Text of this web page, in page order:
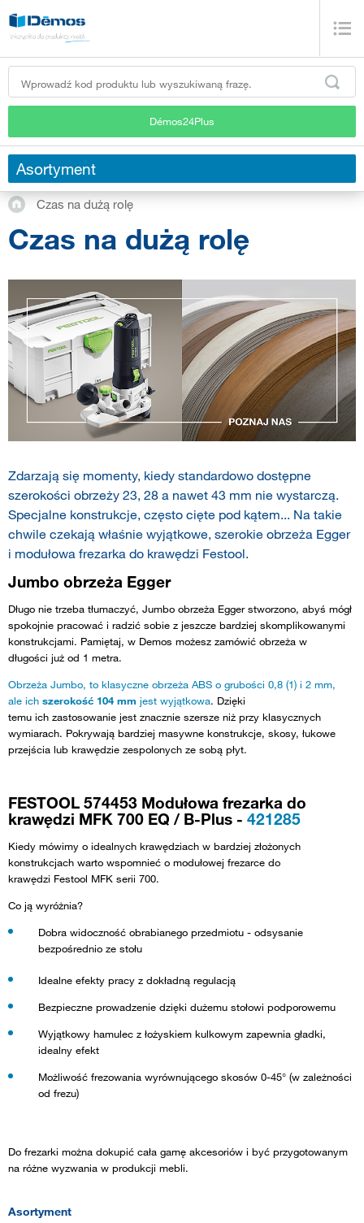
Démos24Plus
Asortyment
Czas na dużą rolę
Czas na dużą rolę
Zdarzają się momenty, kiedy standardowo dostępne
szerokości obrzeży 23, 28 a nawet 43 mm nie wystarczą.
Specjalne konstrukcje, często cięte pod kątem... Na takie
chwile czekają właśnie wyjątkowe, szerokie obrzeża Egger
i modułowa frezarka do krawędzi Festool.
Jumbo obrzeża Egger
Długo nie trzeba tłumaczyć, Jumbo obrzeża Egger stworzono, abyś mógł
spokojnie pracować i radzić sobie z jeszcze bardziej skomplikowanymi
konstrukcjami. Pamiętaj, w Demos możesz zamówić obrzeża w
długości już od 1 metra.
Obrzeża Jumbo, to klasyczne obrzeża ABS o grubości 0,8 (1) i 2 mm,
ale ich szerokość 104 mm jest wyjątkowa. Dzięki
temu ich zastosowanie jest znacznie szersze niż przy klasycznych
wymiarach. Pokrywają bardziej masywne konstrukcje, skosy, łukowe
przejścia lub krawędzie zespolonych ze sobą płyt.
FESTOOL 574453 Modułowa frezarka do
krawędzi MFK 700 EQ / B-Plus - 421285
Kiedy mówimy o idealnych krawędziach w bardziej złożonych
konstrukcjach warto wspomnieć o modułowej frezarce do
krawędzi Festool MFK serii 700.
Co ją wyróżnia?
Dobra widoczność obrabianego przedmiotu - odsysanie
bezpośrednio ze stołu
Idealne efekty pracy z dokładną regulacją
Bezpieczne prowadzenie dzięki dużemu stołowi podporowemu
Wyjątkowy hamulec z łożyskiem kulkowym zapewnia gładki,
idealny efekt
Możliwość frezowania wyrównującego skosów 0-45° (w zależności
od frezu)
Do frezarki można dokupić cała gamę akcesoriów i być przygotowanym
na różne wyzwania w produkcji mebli.
Asortyment